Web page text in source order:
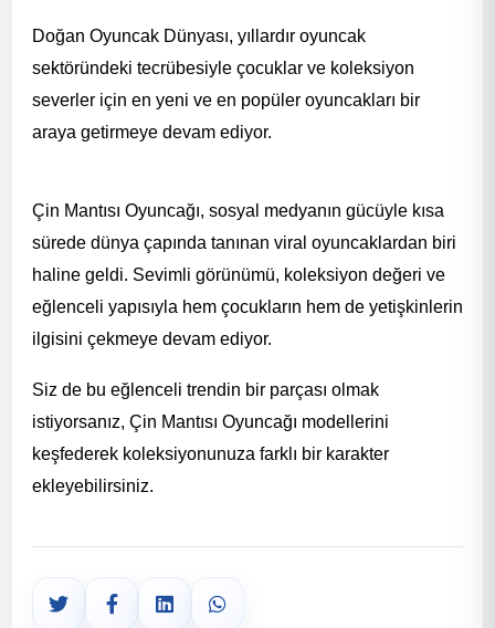
Doğan Oyuncak Dünyası, yıllardır oyuncak
sektöründeki tecrübesiyle çocuklar ve koleksiyon
severler için en yeni ve en popüler oyuncakları bir
araya getirmeye devam ediyor.
Çin Mantısı Oyuncağı, sosyal medyanın gücüyle kısa
sürede dünya çapında tanınan viral oyuncaklardan biri
haline geldi. Sevimli görünümü, koleksiyon değeri ve
eğlenceli yapısıyla hem çocukların hem de yetişkinlerin
ilgisini çekmeye devam ediyor.
Siz de bu eğlenceli trendin bir parçası olmak
istiyorsanız, Çin Mantısı Oyuncağı modellerini
keşfederek koleksiyonunuza farklı bir karakter
ekleyebilirsiniz.